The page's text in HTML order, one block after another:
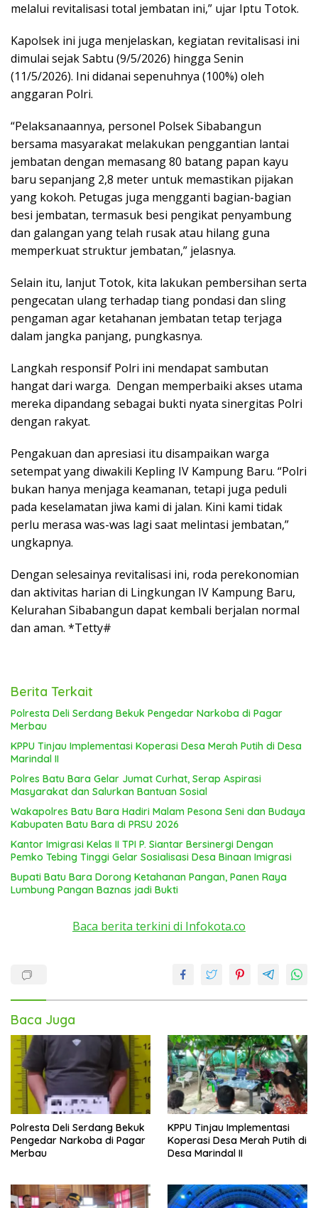
melalui revitalisasi total jembatan ini,” ujar Iptu Totok.
Kapolsek ini juga menjelaskan, kegiatan revitalisasi ini
dimulai sejak Sabtu (9/5/2026) hingga Senin
(11/5/2026). Ini didanai sepenuhnya (100%) oleh
anggaran Polri.
“Pelaksanaannya, personel Polsek Sibabangun
bersama masyarakat melakukan penggantian lantai
jembatan dengan memasang 80 batang papan kayu
baru sepanjang 2,8 meter untuk memastikan pijakan
yang kokoh. Petugas juga mengganti bagian-bagian
besi jembatan, termasuk besi pengikat penyambung
dan galangan yang telah rusak atau hilang guna
memperkuat struktur jembatan,” jelasnya.
Selain itu, lanjut Totok, kita lakukan pembersihan serta
pengecatan ulang terhadap tiang pondasi dan sling
pengaman agar ketahanan jembatan tetap terjaga
dalam jangka panjang, pungkasnya.
Langkah responsif Polri ini mendapat sambutan
hangat dari warga. Dengan memperbaiki akses utama
mereka dipandang sebagai bukti nyata sinergitas Polri
dengan rakyat.
Pengakuan dan apresiasi itu disampaikan warga
setempat yang diwakili Kepling IV Kampung Baru. “Polri
bukan hanya menjaga keamanan, tetapi juga peduli
pada keselamatan jiwa kami di jalan. Kini kami tidak
perlu merasa was-was lagi saat melintasi jembatan,”
ungkapnya.
Dengan selesainya revitalisasi ini, roda perekonomian
dan aktivitas harian di Lingkungan IV Kampung Baru,
Kelurahan Sibabangun dapat kembali berjalan normal
dan aman. *Tetty#
Berita Terkait
Polresta Deli Serdang Bekuk Pengedar Narkoba di Pagar
Merbau
KPPU Tinjau Implementasi Koperasi Desa Merah Putih di Desa
Marindal II
Polres Batu Bara Gelar Jumat Curhat, Serap Aspirasi
Masyarakat dan Salurkan Bantuan Sosial
Wakapolres Batu Bara Hadiri Malam Pesona Seni dan Budaya
Kabupaten Batu Bara di PRSU 2026
Kantor Imigrasi Kelas II TPI P. Siantar Bersinergi Dengan
Pemko Tebing Tinggi Gelar Sosialisasi Desa Binaan Imigrasi
Bupati Batu Bara Dorong Ketahanan Pangan, Panen Raya
Lumbung Pangan Baznas jadi Bukti
Baca berita terkini di Infokota.co
Baca Juga
Polresta Deli Serdang Bekuk
Pengedar Narkoba di Pagar
Merbau
KPPU Tinjau Implementasi
Koperasi Desa Merah Putih di
Desa Marindal II